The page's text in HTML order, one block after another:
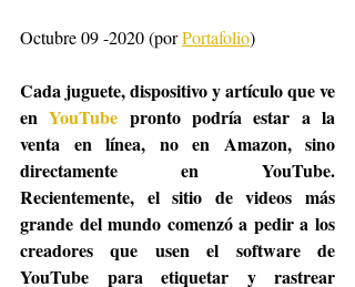
Octubre 09 -2020 (por Portafolio)
Cada juguete, dispositivo y artículo que ve
en YouTube pronto podría estar a la
venta en línea, no en Amazon, sino
directamente en YouTube.
Recientemente, el sitio de videos más
grande del mundo comenzó a pedir a los
creadores que usen el software de
YouTube para etiquetar y rastrear